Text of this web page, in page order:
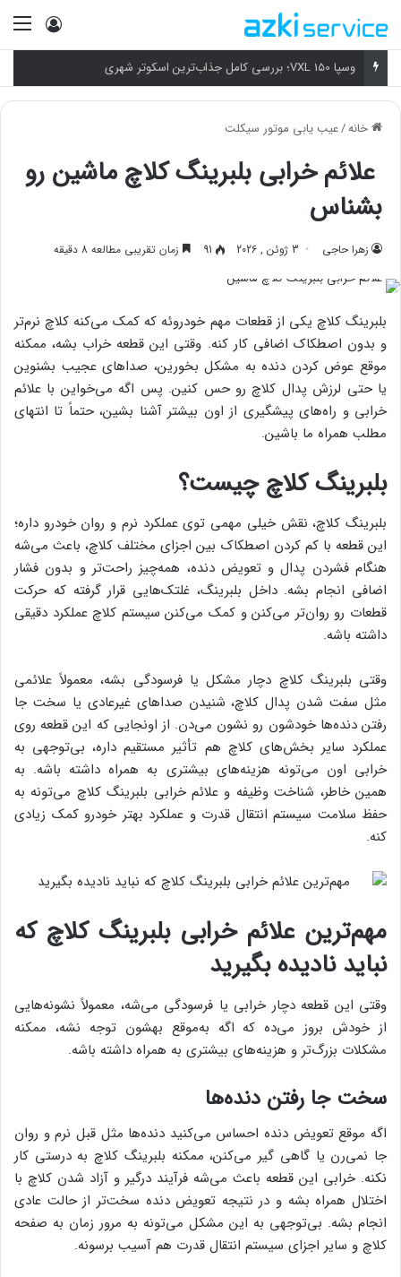
ورود
وسپا VXL 150؛ بررسی کامل جذاب‌ترین اسکوتر شهری
خانه/عیب یابی موتور سیکلت
علائم خرابی بلبرینگ کلاچ ماشین رو
بشناس
زهرا حاجی 3 ژوئن , 2026 91 زمان تقریبی مطالعه 8 دقیقه
بلبرینگ کلاچ یکی از قطعات مهم خودروئه که کمک می‌کنه کلاچ نرم‌تر
و بدون اصطکاک اضافی کار کنه. وقتی این قطعه خراب بشه، ممکنه
موقع عوض کردن دنده به مشکل بخورین، صداهای عجیب بشنوین
یا حتی لرزش پدال کلاچ رو حس کنین. پس اگه می‌خواین با علائم
خرابی و راه‌های پیشگیری از اون بیشتر آشنا بشین، حتماً تا انتهای
مطلب همراه ما باشین.
بلبرینگ کلاچ چیست؟
بلبرینگ کلاچ، نقش خیلی مهمی توی عملکرد نرم و روان خودرو داره؛
این قطعه با کم کردن اصطکاک بین اجزای مختلف کلاچ، باعث می‌شه
هنگام فشردن پدال و تعویض دنده، همه‌چیز راحت‌تر و بدون فشار
اضافی انجام بشه. داخل بلبرینگ، غلتک‌هایی قرار گرفته که حرکت
قطعات رو روان‌تر می‌کنن و کمک می‌کنن سیستم کلاچ عملکرد دقیقی
داشته باشه.
وقتی بلبرینگ کلاچ دچار مشکل یا فرسودگی بشه، معمولاً علائمی
مثل سفت شدن پدال کلاچ، شنیدن صداهای غیرعادی یا سخت جا
رفتن دنده‌ها خودشون رو نشون می‌دن. از اونجایی که این قطعه روی
عملکرد سایر بخش‌های کلاچ هم تأثیر مستقیم داره، بی‌توجهی به
خرابی اون می‌تونه هزینه‌های بیشتری به همراه داشته باشه. به
همین خاطر، شناخت وظیفه و علائم خرابی بلبرینگ کلاچ می‌تونه به
حفظ سلامت سیستم انتقال قدرت و عملکرد بهتر خودرو کمک زیادی
کنه.
مهم‌ترین علائم خرابی بلبرینگ کلاچ که
نباید نادیده بگیرید
وقتی این قطعه دچار خرابی یا فرسودگی می‌شه، معمولاً نشونه‌هایی
از خودش بروز می‌ده که اگه به‌موقع بهشون توجه نشه، ممکنه
مشکلات بزرگ‌تر و هزینه‌های بیشتری به همراه داشته باشه.
سخت جا رفتن دنده‌ها
اگه موقع تعویض دنده احساس می‌کنید دنده‌ها مثل قبل نرم و روان
جا نمی‌رن یا گاهی گیر می‌کنن، ممکنه بلبرینگ کلاچ به درستی کار
نکنه. خرابی این قطعه باعث می‌شه فرآیند درگیر و آزاد شدن کلاچ با
اختلال همراه بشه و در نتیجه تعویض دنده سخت‌تر از حالت عادی
انجام بشه. بی‌توجهی به این مشکل می‌تونه به مرور زمان به صفحه
کلاچ و سایر اجزای سیستم انتقال قدرت هم آسیب برسونه.